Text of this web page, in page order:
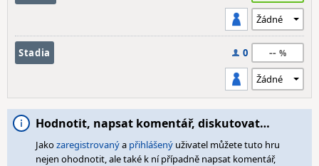
Stadia 0 --
Hodnotit, napsat komentář, diskutovat…
Jakozaregistrovanýa přihlášený uživatel můžete tuto hru
nejen ohodnotit, ale také k ní případně napsat komentář,